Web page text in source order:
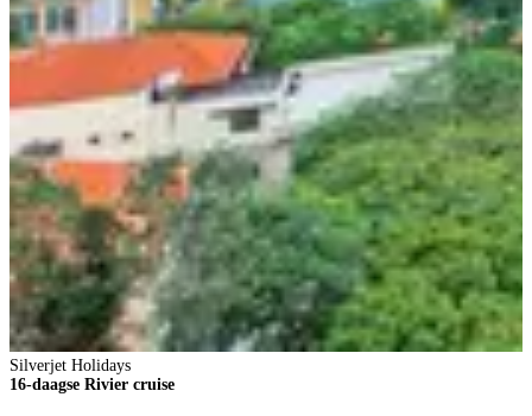
Silverjet Holidays
16-daagse Rivier cruise